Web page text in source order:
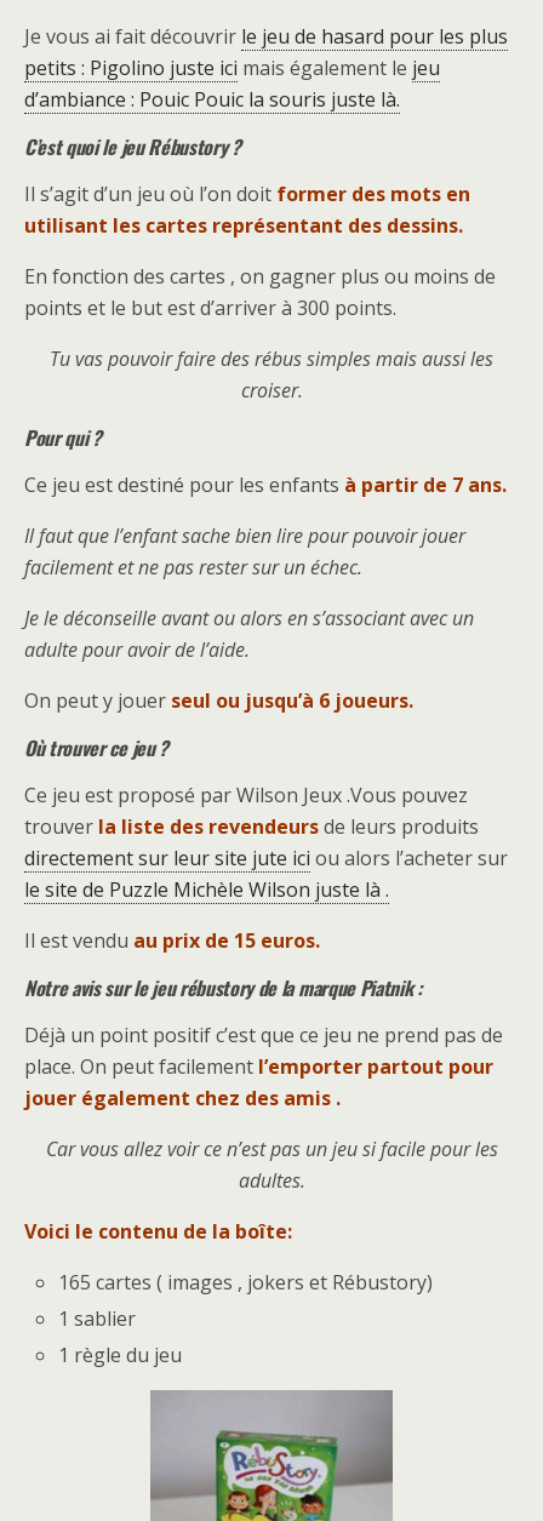
Je vous ai fait découvrir le jeu de hasard pour les plus
petits : Pigolino juste ici mais également le jeu
d’ambiance : Pouic Pouic la souris juste là.
C’est quoi le jeu Rébustory ?
Il s’agit d’un jeu où l’on doit former des mots en
utilisant les cartes représentant des dessins.
En fonction des cartes , on gagner plus ou moins de
points et le but est d’arriver à 300 points.
Tu vas pouvoir faire des rébus simples mais aussi les
croiser.
Pour qui ?
Ce jeu est destiné pour les enfants à partir de 7 ans.
Il faut que l’enfant sache bien lire pour pouvoir jouer
facilement et ne pas rester sur un échec.
Je le déconseille avant ou alors en s’associant avec un
adulte pour avoir de l’aide.
On peut y jouer seul ou jusqu’à 6 joueurs.
Où trouver ce jeu ?
Ce jeu est proposé par Wilson Jeux .Vous pouvez
trouver la liste des revendeursde leurs produits
directement sur leur site jute ici ou alors l’acheter sur
le site de Puzzle Michèle Wilson juste là .
Il est vendu au prix de 15 euros.
Notre avis sur le jeu rébustory de la marque Piatnik :
Déjà un point positif c’est que ce jeu ne prend pas de
place. On peut facilement l’emporter partout pour
jouer également chez des amis .
Car vous allez voir ce n’est pas un jeu si facile pour les
adultes.
Voici le contenu de la boîte:
165 cartes ( images , jokers et Rébustory)
1 sablier
1 règle du jeu